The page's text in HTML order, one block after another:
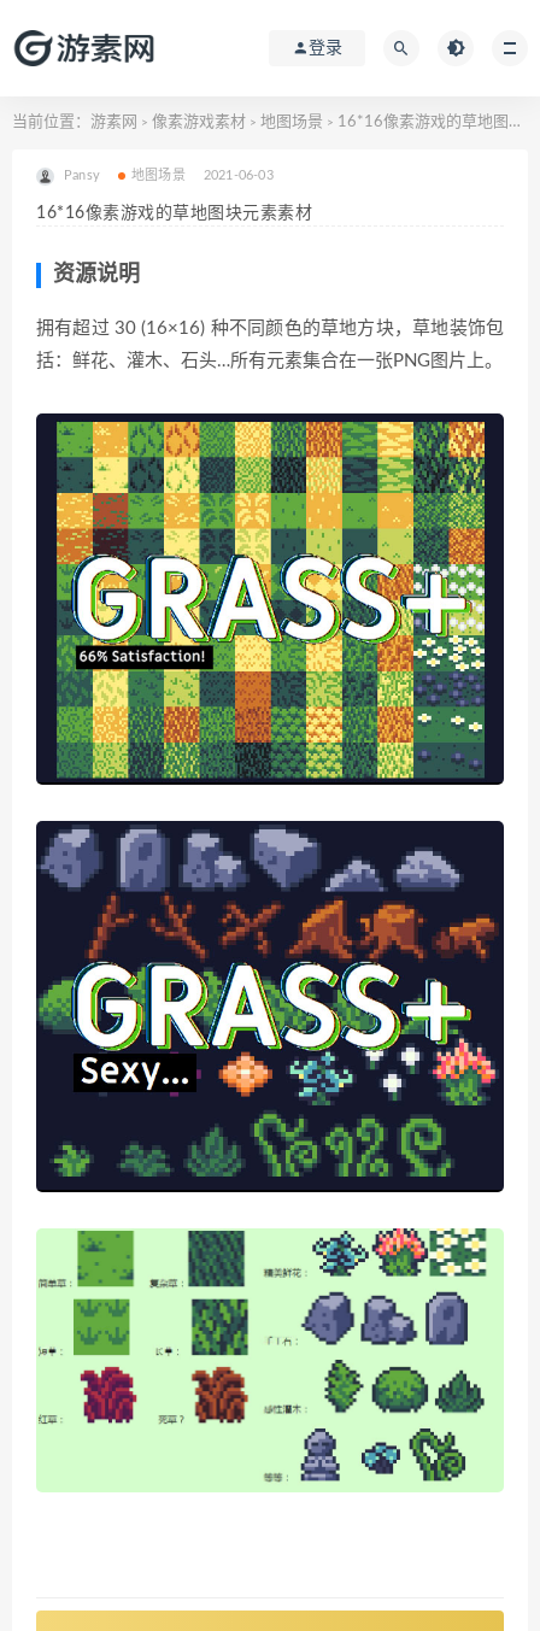
登录
当前位置： 游素网 > 像素游戏素材 > 地图场景 > 16*16像素游戏的草地图块元素素材
Pansy 地图场景 2021-06-03
16*16像素游戏的草地图块元素素材
资源说明
拥有超过 30 (16×16) 种不同颜色的草地方块，草地装饰包
括：鲜花、灌木、石头…所有元素集合在一张PNG图片上。